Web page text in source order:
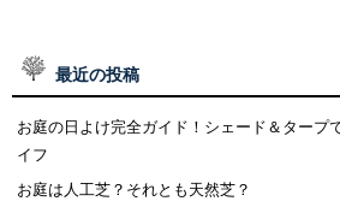
最近の投稿
お庭の日よけ完全ガイド！シェード＆タープ
イフ
お庭は人工芝？それとも天然芝？